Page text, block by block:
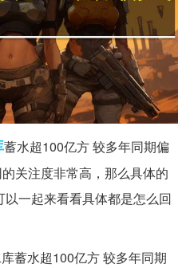
蓄水超100亿方 较多年同期偏
关注度非常高，那么具体的
一起来看看具体都是怎么回
蓄水超100亿方 较多年同期